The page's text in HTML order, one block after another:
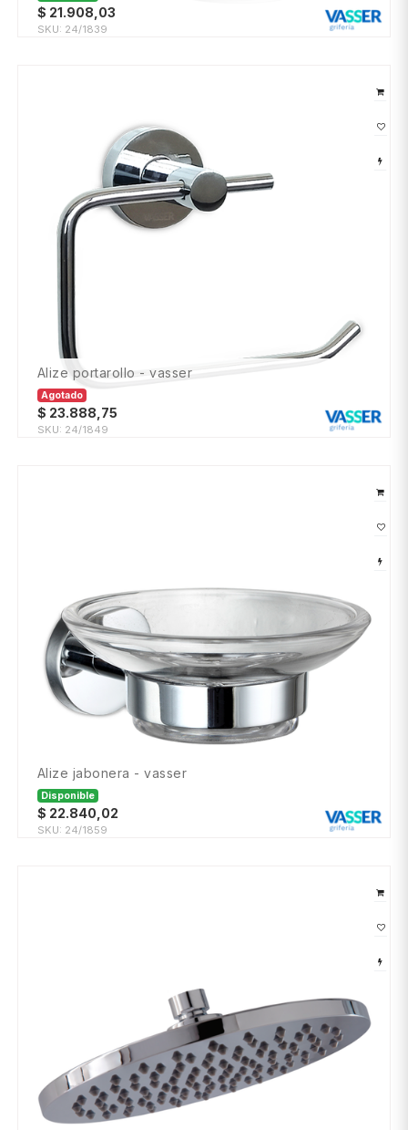
$ 21.908,03
SKU: 24/1839
alize portarollo - vasser
Agotado
$ 23.888,75
SKU: 24/1849
alize jabonera - vasser
Disponible
$ 22.840,02
SKU: 24/1859